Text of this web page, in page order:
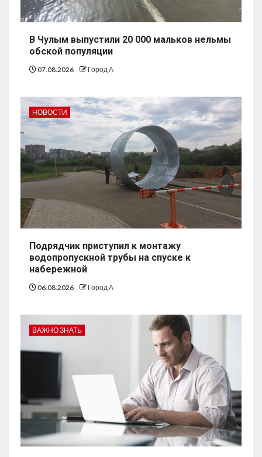
В Чулым выпустили 20 000 мальков нельмы
обской популяции
07.08.2026 Город А
НОВОСТИ
Подрядчик приступил к монтажу
водопропускной трубы на спуске к
набережной
06.08.2026 Город А
ВАЖНО ЗНАТЬ